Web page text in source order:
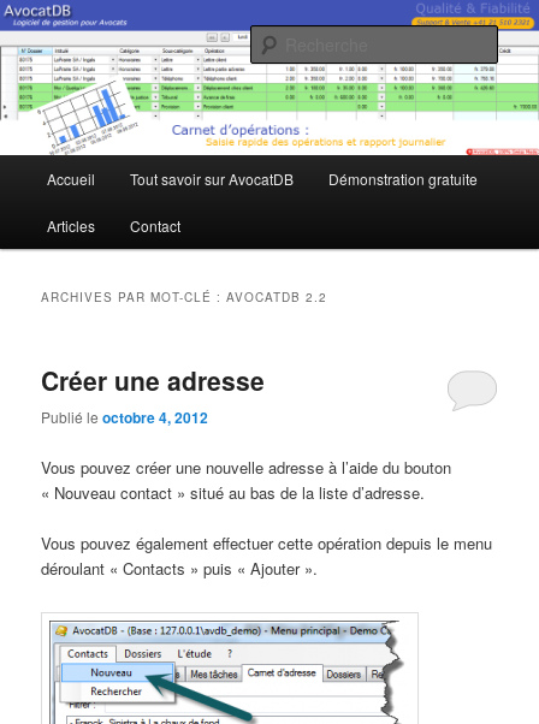
Aller
au
contenu
principal
Aller
au
contenu
secondaire
AvocatDB
Logiciel de gestion pour Avocats
principal
Accueil Tout savoir sur AvocatDB Démonstration gratuite
Articles Contact
ARCHIVES PAR MOT-CLÉ :AVOCATDB 2.2
Créer une adresse
Publié leoctobre 4, 2012
Vous pouvez créer une nouvelle adresse à l’aide du bouton
« Nouveau contact » situé au bas de la liste d’adresse.
Vous pouvez également effectuer cette opération depuis le menu
déroulant « Contacts » puis « Ajouter ».